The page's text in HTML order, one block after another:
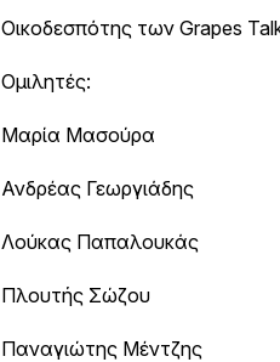
Οικοδεσπότης των Grapes
Ομιλητές:
Μαρία Μασούρα
Ανδρέας Γεωργιάδης
Λούκας Παπαλουκάς
Πλουτής Σώζου
Παναγιώτης Μέντζης